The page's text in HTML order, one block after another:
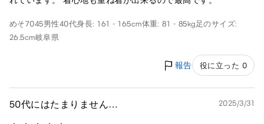
めそ7045男性40代身長: 161 - 165cm体重: 81 - 85kg足のサイズ:
26.5cm岐阜県
報告 役に立った 0
50代にはたまりません… 2025/3/31